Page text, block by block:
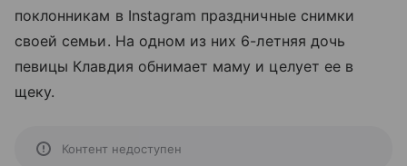
поклонникам в Instagram праздничные снимки
своей семьи. На одном из них 6-летняя дочь
певицы Клавдия обнимает маму и целует ее в
щеку.
Контент недоступен